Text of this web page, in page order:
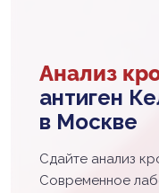
Анализ
антиген
в Москве
Сдайте анализ
Современное